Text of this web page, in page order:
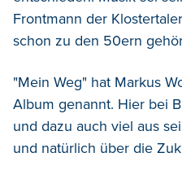
Frontmann der
schon zu den 50ern
"Mein Weg" hat Markus
Album genannt. Hier bei
und dazu auch viel aus
und natürlich über die